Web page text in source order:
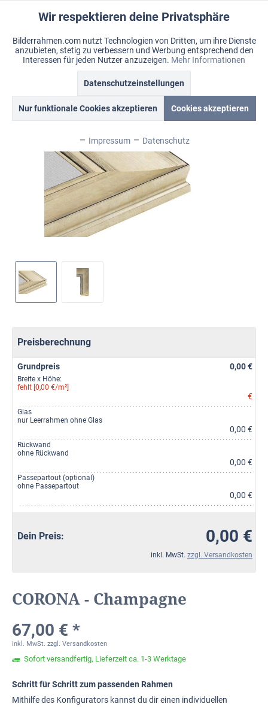
Warenkorb
Merkzettel Mein Konto
Menü
Corona
Preisberechnung
Grundpreis 0,00 €
Breite x Höhe:
fehlt [0,00 €/m²]
€
Glas
nur Leerrahmen ohne Glas
0,00 €
Rückwand
ohne Rückwand
0,00 €
Passepartout (optional)
ohne Passepartout
0,00 €
Dein Preis: 0,00 €
inkl. MwSt. zzgl. Versandkosten
CORONA - Champagne
67,00 € *
inkl. MwSt. zzgl. Versandkosten
Sofort versandfertig, Lieferzeit ca. 1-3 Werktage
Schritt für Schritt zum passenden Rahmen
Mithilfe des Konfigurators kannst du dir einen individuellen
Funktionale Aktiv
Marketing Inaktiv
Inaktiv
Inaktiv
Wir respektieren deine Privatsphäre
Bilderrahmen.com nutzt Technologien von Dritten, um ihre Dienste
anzubieten, stetig zu verbessern und Werbung entsprechend den
Interessen für jeden Nutzer anzuzeigen. Mehr Informationen
Datenschutzeinstellungen
Nur funktionale Cookies akzeptieren Cookies akzeptieren
Impressum Datenschutz